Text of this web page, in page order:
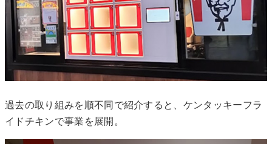
過去の取り組みを順不同で紹介すると、ケンタッキーフラ
イドチキンで事業を展開。